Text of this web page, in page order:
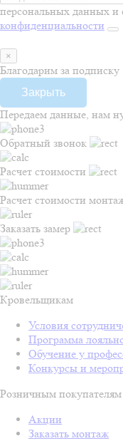
персональных данных и
конфиденциальности
×
Благодарим за подписку
Закрыть
Передаем данные, нам
Обратный звонок
Расчет стоимости
Расчет стоимости
Заказать замер
Кровельщикам
Условия
Программа
Обучение у
Конкурсы и
Розничным покупателям
Акции
Заказать монтаж